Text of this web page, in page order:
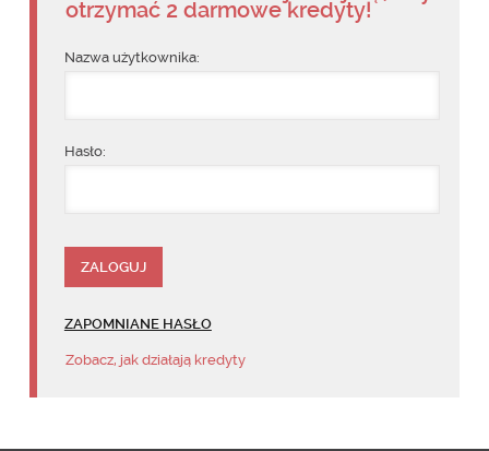
otrzymać 2 darmowe kredyty!
Nazwa użytkownika:
Hasło:
ZAPOMNIANE HASŁO
Zobacz, jak działają kredyty